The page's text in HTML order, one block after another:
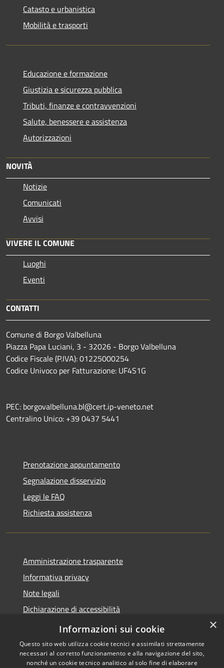
Catasto e urbanistica
Mobilità e trasporti
Educazione e formazione
Giustizia e sicurezza pubblica
Tributi, finanze e contravvenzioni
Salute, benessere e assistenza
Autorizzazioni
NOVITÀ
Notizie
Comunicati
Avvisi
VIVERE IL COMUNE
Luoghi
Eventi
CONTATTI
Comune di Borgo Valbelluna
Piazza Papa Luciani, 3 - 32026 - Borgo Valbelluna
Codice Fiscale (P.IVA): 01225000254
Codice Univoco per Fatturazione: UF4S1G
PEC: borgovalbelluna.bl@cert.ip-veneto.net
Centralino Unico: +39 0437 5441
Prenotazione appuntamento
Segnalazione disservizio
Leggi le FAQ
Richiesta assistenza
Amministrazione trasparente
Informativa privacy
Note legali
Dichiarazione di accessibilità
Piano di miglioramento dei servizi
×
Informazioni sui cookie
Questo sito web utilizza cookie tecnici e assimilati strettamente
necessari al corretto funzionamento e alla navigazione del sito,
nonché un cookie tecnico analitico al solo fine di elaborare